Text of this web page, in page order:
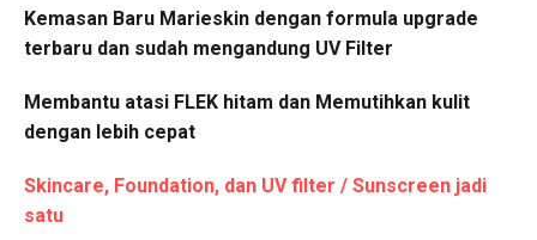
Kemasan Baru Marieskin dengan formula upgrade
terbaru dan sudah mengandung UV Filter
Membantu atasi FLEK hitam dan Memutihkan kulit
dengan lebih cepat
Skincare, Foundation, dan UV filter / Sunscreen jadi
satu